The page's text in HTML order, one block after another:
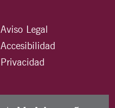
Aviso Legal
Accesibilidad
Privacidad